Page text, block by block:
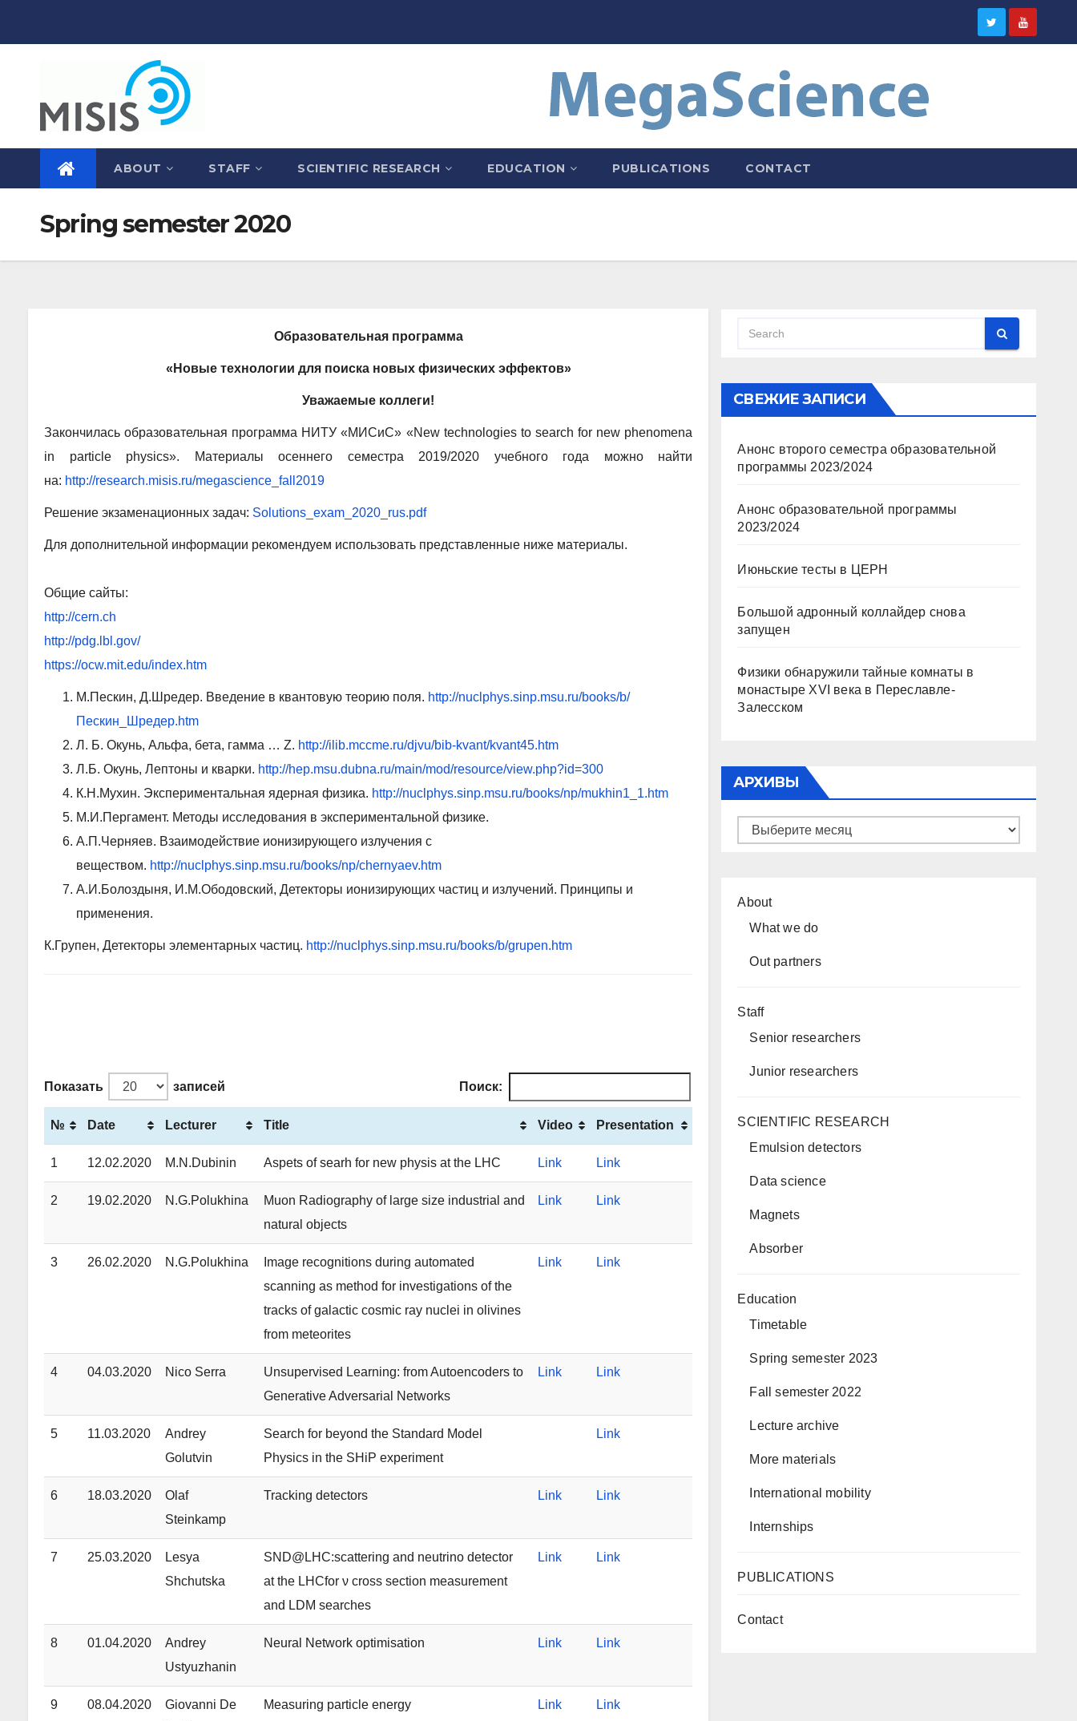
ABOUT STAFF SCIENTIFIC RESEARCH EDUCATION PUBLICATIONS CONTACT
Spring semester 2020
Образовательная программа
«Новые технологии для поиска новых физических эффектов»
Уважаемые коллеги!
Закончилась образовательная программа НИТУ «МИСиС» «New technologies to search for new phenomena
in particle physics». Материалы осеннего семестра 2019/2020 учебного года можно найти
на: http://research.misis.ru/megascience_fall2019
Решение экзаменационных задач: Solutions_exam_2020_rus.pdf
Для дополнительной информации рекомендуем использовать представленные ниже материалы.
Общие сайты:
http://сern.ch
http://pdg.lbl.gov/
https://ocw.mit.edu/index.htm
М.Пескин, Д.Шредер. Введение в квантовую теорию поля. http://nuclphys.sinp.msu.ru/books/b/
Пескин_Шредер.htm
Л. Б. Окунь, Альфа, бета, гамма … Z. http://ilib.mccme.ru/djvu/bib-kvant/kvant45.htm
Л.Б. Окунь, Лептоны и кварки. http://hep.msu.dubna.ru/main/mod/resource/view.php?id=300
К.Н.Мухин. Экспериментальная ядерная физика. http://nuclphys.sinp.msu.ru/books/np/mukhin1_1.htm
М.И.Пергамент. Методы исследования в экспериментальной физике.
А.П.Черняев. Взаимодействие ионизирующего излучения с
веществом. http://nuclphys.sinp.msu.ru/books/np/chernyaev.htm
А.И.Болоздыня, И.М.Ободовский, Детекторы ионизирующих частиц и излучений. Принципы и
применения.
К.Групен, Детекторы элементарных частиц. http://nuclphys.sinp.msu.ru/books/b/grupen.htm
Показать записей Поиск:
№ Date Lecturer Title Video Presentation
1 12.02.2020 M.N.Dubinin Aspets of searh for new physis at the LHC Link Link
2 19.02.2020 N.G.Polukhina
Muon Radiography of large size industrial and
natural objects
Link Link
3 26.02.2020 N.G.Polukhina
Image recognitions during automated
scanning as method for investigations of the
tracks of galactic cosmic ray nuclei in olivines
from meteorites
Link Link
4 04.03.2020 Nico Serra
Unsupervised Learning: from Autoencoders to
Generative Adversarial Networks
Link Link
5 11.03.2020
Andrey
Golutvin
Search for beyond the Standard Model
Physics in the SHiP experiment
Link
6 18.03.2020
Olaf
Steinkamp
Tracking detectors Link Link
7 25.03.2020
Lesya
Shchutska
SND@LHC:scattering and neutrino detector
at the LHCfor ν cross section measurement
and LDM searches
Link Link
8 01.04.2020
Andrey
Ustyuzhanin
Neural Network optimisation Link Link
9 08.04.2020
Giovanni De
Measuring particle energy Link Link
СВЕЖИЕ ЗАПИСИ
Анонс второго семестра образовательной
программы 2023/2024
Анонс образовательной программы
2023/2024
Июньские тесты в ЦЕРН
Большой адронный коллайдер снова
запущен
Физики обнаружили тайные комнаты в
монастыре XVI века в Переславле-
Залесском
АРХИВЫ
Архивы
About
What we do
Out partners
Staff
Senior researchers
Junior researchers
SCIENTIFIC RESEARCH
Emulsion detectors
Data science
Magnets
Absorber
Education
Timetable
Spring semester 2023
Fall semester 2022
Lecture archive
More materials
International mobility
Internships
PUBLICATIONS
Contact